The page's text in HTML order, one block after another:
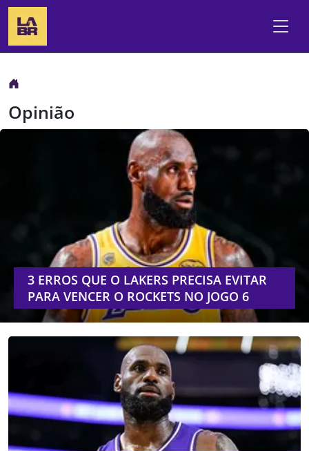
Opinião
3 ERROS QUE O LAKERS PRECISA EVITAR
PARA VENCER O ROCKETS NO JOGO 6